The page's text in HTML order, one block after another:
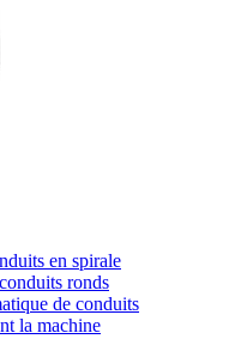
en spirale
ronds
de conduits
la machine